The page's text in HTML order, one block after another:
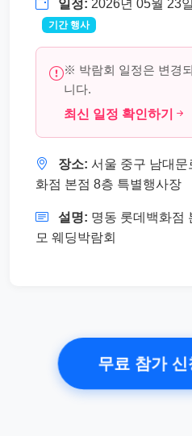
일정: 2026년 05월 23
기간 행사
※ 박람회 일정은 변경
니다.
최신 일정 확인하기
장소: 서울 중구 남대문
화점 본점 8층 특별행사장
설명: 명동 롯데백화점
모 웨딩박람회
무료 참가 신